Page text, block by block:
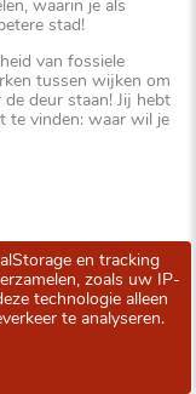
waarin je als
stad!
van fossiele
tussen wijken om
deur staan! Jij hebt
te vinden: waar wil je
en tracking
zoals uw IP-
technologie alleen
te analyseren.